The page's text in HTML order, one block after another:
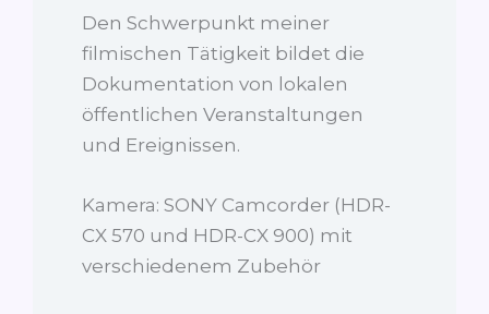
Den Schwerpunkt meiner
filmischen Tätigkeit bildet die
Dokumentation von lokalen
öffentlichen Veranstaltungen
und Ereignissen.
Kamera: SONY Camcorder (HDR-
CX 570 und HDR-CX 900) mit
verschiedenem Zubehör